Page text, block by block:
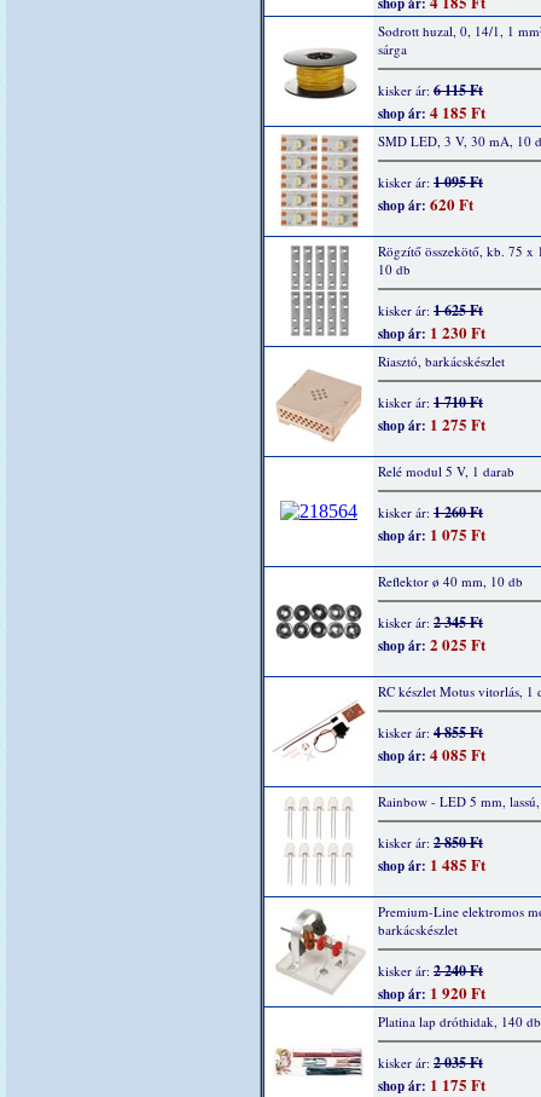
Sodrott huzal, 0, 14/1, 1
sárga
kisker ár: 6 115 Ft
shop ár: 4 185 Ft
SMD LED, 3 V, 30 mA, 10
kisker ár: 1 095 Ft
shop ár: 620 Ft
Rögzítő összekötő, kb. 75 x
10 db
kisker ár: 1 625 Ft
shop ár: 1 230 Ft
Riasztó, barkácskészlet
kisker ár: 1 710 Ft
shop ár: 1 275 Ft
Relé modul 5 V, 1 darab
kisker ár: 1 260 Ft
shop ár: 1 075 Ft
Reflektor ø 40 mm, 10 db
kisker ár: 2 345 Ft
shop ár: 2 025 Ft
RC készlet Motus vitorlás, 1
kisker ár: 4 855 Ft
shop ár: 4 085 Ft
Rainbow - LED 5 mm,
kisker ár: 2 850 Ft
shop ár: 1 485 Ft
Premium-Line elektromos
barkácskészlet
kisker ár: 2 240 Ft
shop ár: 1 920 Ft
Platina lap dróthidak, 140
kisker ár: 2 035 Ft
shop ár: 1 175 Ft